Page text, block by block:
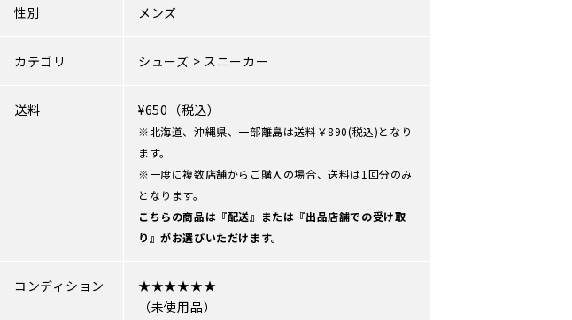
性別 メンズ
カテゴリ シューズ > スニーカー
送料 ¥650（税込）
※北海道、沖縄県、一部離島は送料￥890(税込)となり
ます。
※一度に複数店舗からご購入の場合、送料は1回分のみ
となります。
こちらの商品は『配送』または『出品店舗での受け取
り』がお選びいただけます。
コンディション
★★★★★★
（未使用品）